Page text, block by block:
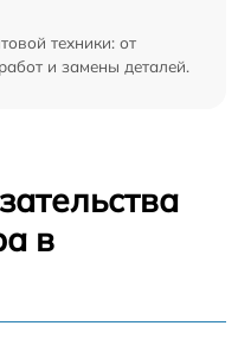
техники: от
и замены деталей.
в